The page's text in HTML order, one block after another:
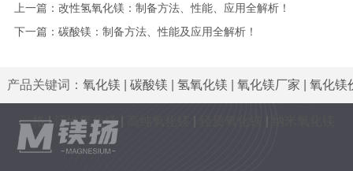
上一篇： 改性氢氧化镁：制备方法、性能、应用全解析！
下一篇： 碳酸镁：制备方法、性能及应用全解析！
产品关键词： 氧化镁 碳酸镁 氢氧化镁 氧化镁厂家 氧化镁
格| 活性氧化镁|